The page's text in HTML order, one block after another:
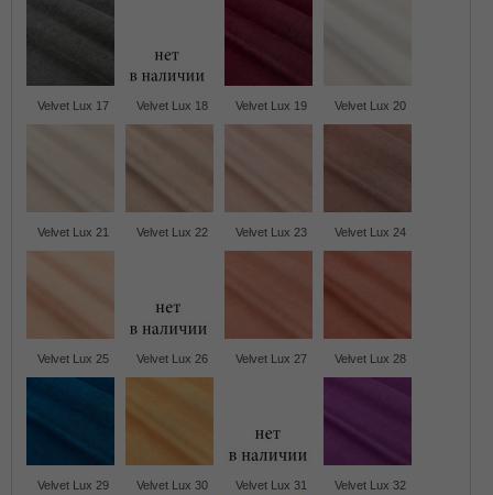
Velvet Lux 17 Velvet Lux 18 Velvet Lux 19 Velvet Lux 20
Velvet Lux 21 Velvet Lux 22 Velvet Lux 23 Velvet Lux 24
Velvet Lux 25 Velvet Lux 26 Velvet Lux 27 Velvet Lux 28
Velvet Lux 29 Velvet Lux 30 Velvet Lux 31 Velvet Lux 32